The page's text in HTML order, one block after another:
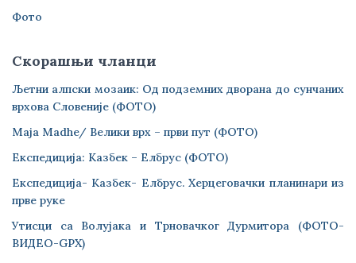
Фото
Скорашњи чланци
Љетни алпски мозаик: Од подземних дворана до сунчаних
врхова Словеније (ФОТО)
Maja Madhe/ Велики врх – први пут (ФОТО)
Експедиција: Казбек – Елбрус (ФОТО)
Експедиција- Казбек- Елбрус. Херцеговачки планинари из
прве руке
Утисци са Волујака и Трновачког Дурмитора (ФОТО-
ВИДЕО-GPX)